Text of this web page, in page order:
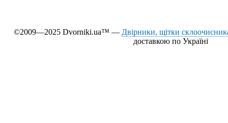
©2009—2025 Dvorniki.ua™ — Двірники, щітки
доставкою по Україні